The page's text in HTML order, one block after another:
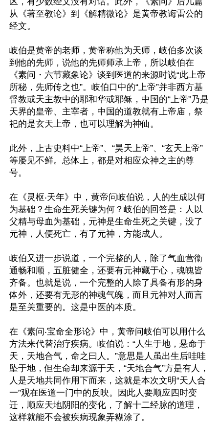
从《著至教论》到《解精微论》是黄帝教诲雷公的
经文。
岐伯是黄帝的老师，黄帝称他为天师，岐伯多次谈
到他的先师，说他的先师师承上帝，所以岐伯在
《素问・六节藏象论》谈到医道的来源时说“此上帝
所秘，先师传之也”。岐伯口中的“上帝”并非西方基
督教或天主教中的耶和华或耶稣，中国的“上帝”乃是
天界的皇帝、主宰者，中国的道教就有上帝庙，祭
祀的是玄天上帝，也可以理解为神仙。
此外，上古史料中“上帝”、“昊天上帝”、“玄天上帝”
等屡见不鲜。总体上，都是对相应众神之主的尊
号。
在《灵枢‧天年》中，黄帝问岐伯说，人的生成以何
为基础？生命生死关键为何？岐伯的回答是：人以
父精与母血为基础，元神是生命生死之关键，没了
元神，人便死亡，有了元神，方能成人。
岐伯又进一步说道，一个完整的人，除了气血营衞
通畅和顺，五脏健全，还要有元神藏于心，魂魄皆
齐备。也就是说，一个完整的人除了具备有形的身
体外，还要有无形的神魂气魄，而且元神对人而言
是至关重要的。这是中医的本质。
在《素问‧宝命全形论》中，黄帝问岐伯可以用什么
方法来代替治疗疾病。岐伯说：“人生于地，悬命于
天，天地合气，命之曰人。”意思是人虽出生后哇哇
坠于地，但生命却来源于天，“天地合气”方是有人，
人是天地共同作用下而来，这就是本次文明“天人合
一”观在医道一门中的反映。因此人要顺应四时变
迁，顺应天地阴阳的变化，了解十二经脉的道理，
这样就能不会被疾病现象弄糊涂了。